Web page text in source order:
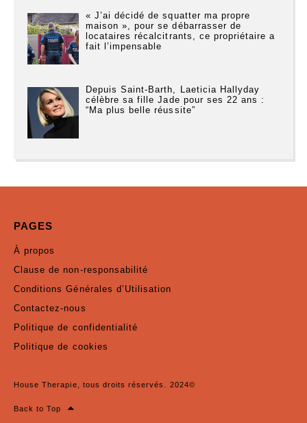
« J’ai décidé de squatter ma propre
maison », pour se débarrasser de
locataires récalcitrants, ce propriétaire a
fait l’impensable
Depuis Saint-Barth, Laeticia Hallyday
célèbre sa fille Jade pour ses 22 ans :
“Ma plus belle réussite”
PAGES
À propos
Clause de non-responsabilité
Conditions Générales d’Utilisation
Contactez-nous
Politique de confidentialité
Politique de cookies
House Therapie, tous droits réservés. 2024©
Back to Top